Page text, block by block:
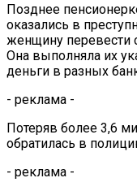
Позднее
оказались в
женщину перевести
Она выполняла их
деньги в разных
- реклама -
Потеряв более 3,6
обратилась в
- реклама -